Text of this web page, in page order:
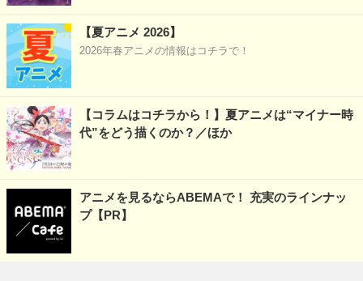
【夏アニメ 2026】
2026年春アニメの情報はコチラで！
【コラムはコチラから！】夏アニメは“マイナー時
代”をどう描くのか？／ほか
アニメを見るならABEMAで！ 充実のラインナッ
プ【PR】